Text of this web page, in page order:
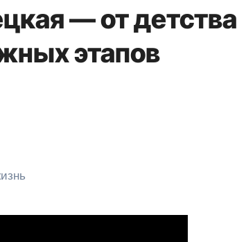
— от детства
этапов